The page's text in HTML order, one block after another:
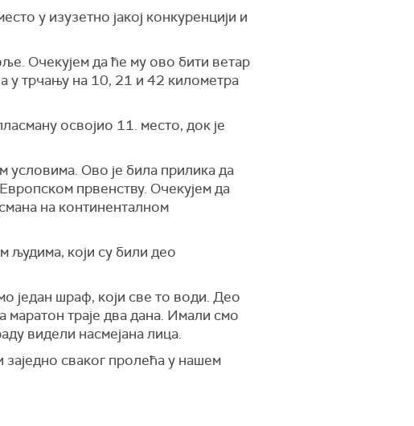
у изузетно јакој конкуренцији и
Очекујем да ће му ово бити ветар
у трчању на 10, 21 и 42 километра
освојио 11. место, док је
условима. Ово је била прилика да
првенству. Очекујем да
на континенталном
људима, који су били део
један шраф, који све то води. Део
маратон траје два дана. Имали смо
видели насмејана лица.
заједно сваког пролећа у нашем